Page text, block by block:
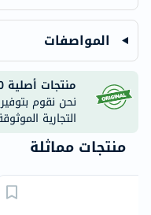
المواصفات
منتجات أصلية 100٪
نحن نقوم
التجارية
منتجات مماثلة